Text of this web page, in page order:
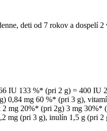
deti od 7 rokov a dospelí
IU 133 %* (pri 2 g) = 400
0,84 mg 60 %* (pri 3 g),
mg 20%* (pri 2g) 3 mg 30%*
mg (pri 3 g), inulín 1,5 g (pri